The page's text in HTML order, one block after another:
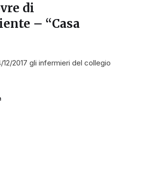
di
– “Casa
2017 gli infermieri del collegio